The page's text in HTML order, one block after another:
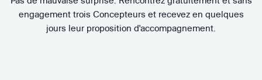
engagement trois Concepteurs et recevez en quelques
jours leur proposition d'accompagnement.